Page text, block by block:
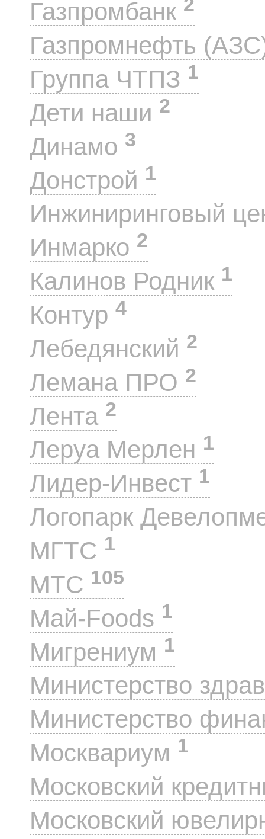
Газпромбанк
Газпромнефть
Группа ЧТПЗ 1
Дети наши 2
Динамо 3
Донстрой 1
Инжиниринговый
Инмарко 2
Калинов Родник 1
Контур 4
Лебедянский 2
Лемана ПРО 2
Лента 2
Леруа Мерлен 1
Лидер-Инвест 1
Логопарк
МГТС 1
МТС 105
Май-Foods 1
Мигрениум 1
Министерство
Министерство
Москвариум 1
Московский
Московский